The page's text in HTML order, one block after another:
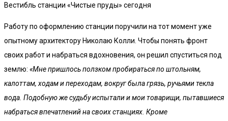
Вестибль станции «Чистые пруды» сегодня
Работу по оформлению станции поручили на тот момент уже
опытному архитектору Николаю Колли. Чтобы понять фронт
своих работ и набраться вдохновения, он решил спуститься под
землю: «Мне пришлось ползком пробираться по штольням,
калоттам, ходам и переходам, вокруг была грязь, ручьями текла
вода. Подобную же судьбу испытали и мои товарищи, пытавшиеся
набраться впечатлений на своих станциях. Кроме